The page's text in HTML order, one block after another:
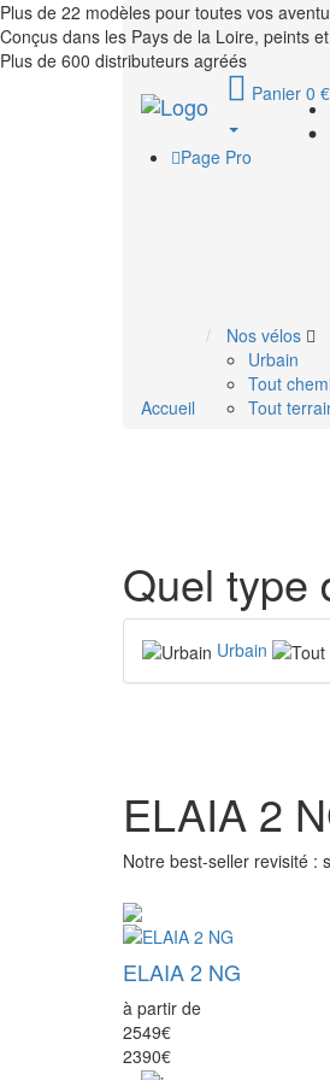
Plus de 22 modèles pour toutes vos
Conçus dans les Pays de la Loire, peints
Plus de 600 distributeurs agréés
Panier 0 €
Page Pro
Accueil
Nos vélos
Urbain
Tout
Tout
Quel type
Urbain
ELAIA 2
Notre best-seller revisité :
ELAIA 2 NG
à partir de
2549€
2390€